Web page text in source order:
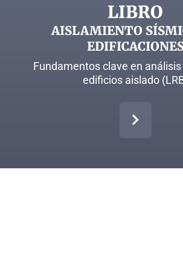
LIBRO
AISLAMIENTO
Fundamentos clave en
edificios aislado